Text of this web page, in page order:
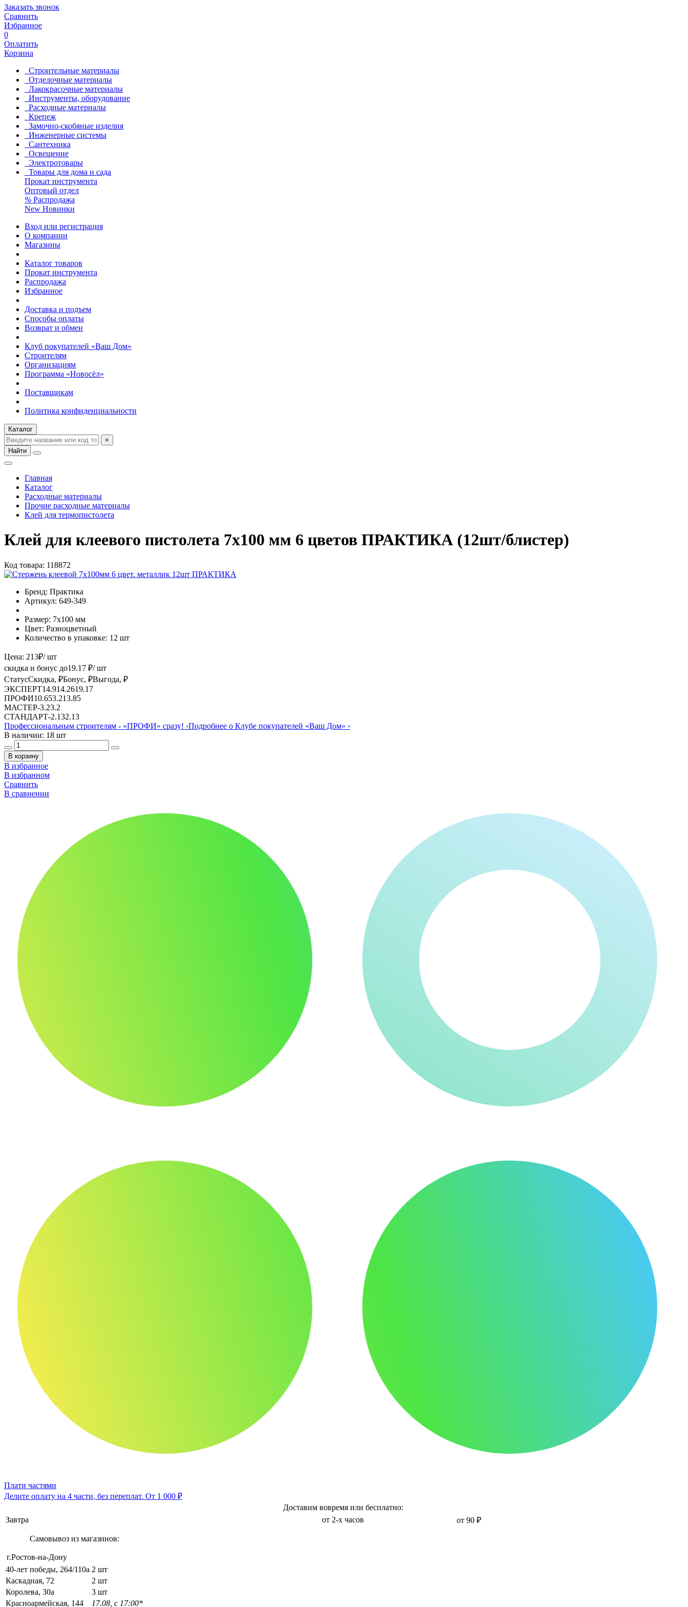
Заказать звонок
Сравнить
Избранное
0
Оплатить
Корзина
Строительные материалы
Отделочные материалы
Лакокрасочные материалы
Инструменты, оборудование
Расходные материалы
Крепеж
Замочно-скобяные изделия
Инженерные системы
Сантехника
Освещение
Электротовары
Товары для дома и сада
Прокат инструмента
Оптовый отдел
% Распродажа
New Новинки
Вход или регистрация
О компании
Магазины
Каталог товаров
Прокат инструмента
Распродажа
Избранное
Доставка и подъем
Способы оплаты
Возврат и обмен
Клуб покупателей «Ваш Дом»
Строителям
Организациям
Программа «Новосёл»
Поставщикам
Политика конфиденциальности
Каталог
×
Найти
Главная
Каталог
Расходные материалы
Прочие расходные материалы
Клей для термопистолета
Клей для клеевого пистолета 7х100 мм 6 цветов ПРАКТИКА (12шт/блистер)
Код товара: 118872
Бренд: Практика
Артикул: 649-349
Размер: 7х100 мм
Цвет: Разноцветный
Количество в упаковке: 12 шт
Цена: 213₽/ шт
скидка и бонус до19.17 ₽/ шт
СтатусСкидка, ₽Бонус, ₽Выгода, ₽
ЭКСПЕРТ14.914.2619.17
ПРОФИ10.653.213.85
МАСТЕР-3.23.2
СТАНДАРТ-2.132.13
Профессиональным строителям - «ПРОФИ» сразу! ›Подробнее о Клубе покупателей «Ваш Дом» ›
В наличии: 18 шт
В корзину
В избранное
В избранном
Сравнить
В сравнении
Плати частями
Делите оплату на 4 части, без переплат. От 1 000 ₽
Доставим вовремя или бесплатно:
Завтра
от 2-х часов от 90 ₽
Самовывоз из магазинов:
г.Ростов-на-Дону
40-лет победы, 264/110а 2 шт
Каскадная, 72
2 шт
Королева, 30а
3 шт
Красноармейская, 144
17.08, с 17:00*